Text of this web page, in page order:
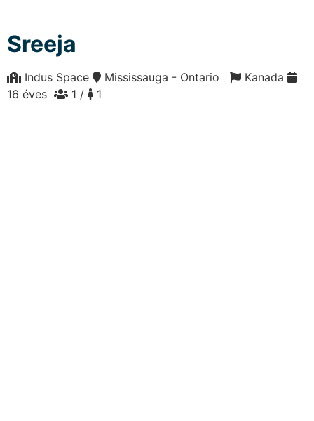
Sreeja
Indus Space Mississauga - Ontario
Kanada
16 éves
1 / 1